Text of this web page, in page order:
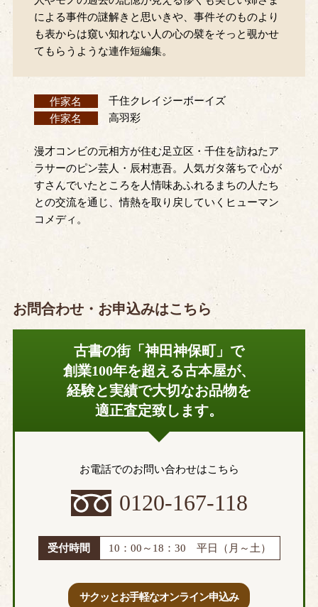
による事件の謎解きと思いきや、事件そのものより
も表からは窺い知れない人の心の襞をそっと覗かせ
てもらうような連作短編集。
作家名
千住クレイジーボーイズ
作家名
高羽彩
漫才コンビの元相方が住む足立区・千住を訪ねたア
ラサーのピン芸人・辰村恵吾。人気ガタ落ちで 心が
すさんでいたところを人情味あふれるまちの人たち
との交流を通じ、情熱を取り戻していくヒューマン
コメディ。
お問合わせ・お申込みはこちら
古書の街「神田神保町」で
創業100年を超える古本屋が、
経験と実績で大切なお品物を
適正査定致します。
お電話でのお問い合わせはこちら
0120-167-118
受付時間 10：00～18：30 平日（月～土）
サクッとお手軽なオンライン申込み